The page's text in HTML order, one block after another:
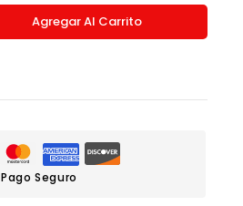
Agregar Al Carrito
Pago Seguro